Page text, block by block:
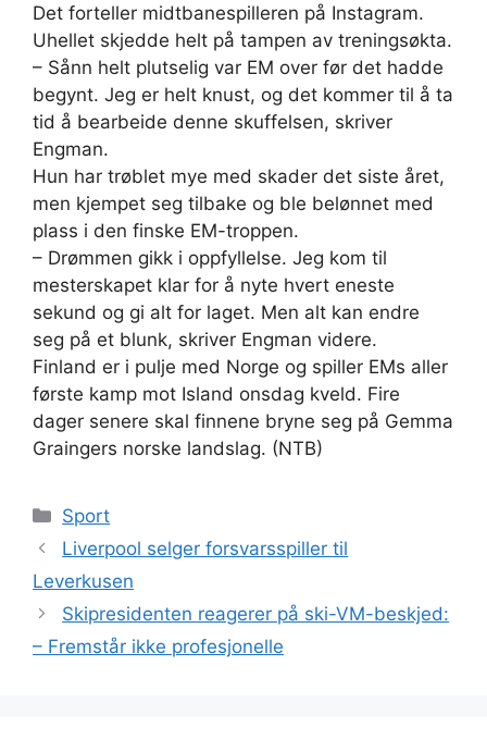
Det forteller midtbanespilleren på Instagram.
Uhellet skjedde helt på tampen av treningsøkta.
– Sånn helt plutselig var EM over før det hadde
begynt. Jeg er helt knust, og det kommer til å ta
tid å bearbeide denne skuffelsen, skriver
Engman.
Hun har trøblet mye med skader det siste året,
men kjempet seg tilbake og ble belønnet med
plass i den finske EM-troppen.
– Drømmen gikk i oppfyllelse. Jeg kom til
mesterskapet klar for å nyte hvert eneste
sekund og gi alt for laget. Men alt kan endre
seg på et blunk, skriver Engman videre.
Finland er i pulje med Norge og spiller EMs aller
første kamp mot Island onsdag kveld. Fire
dager senere skal finnene bryne seg på Gemma
Graingers norske landslag. (NTB)
Kategorier
Sport
Liverpool selger forsvarsspiller til
Leverkusen
Skipresidenten reagerer på ski-VM-beskjed:
– Fremstår ikke profesjonelle